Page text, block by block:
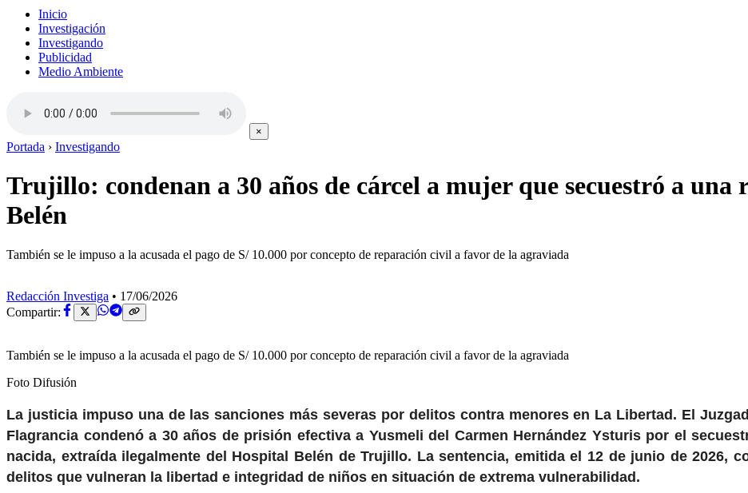
Inicio
Investigación
Investigando
Publicidad
Medio Ambiente
×
Portada › Investigando
Trujillo: condenan a 30 años de cárcel a mujer que secuestró a una
Belén
También se le impuso a la acusada el pago de S/ 10.000 por concepto de reparación civil a favor de la agraviada
Redacción Investiga • 17/06/2026
Compartir:
También se le impuso a la acusada el pago de S/ 10.000 por concepto de reparación civil a favor de la agraviada
Foto Difusión
La justicia impuso una de las sanciones más severas por delitos contra menores en La Libertad. El
Flagrancia condenó a 30 años de prisión efectiva a Yusmeli del Carmen Hernández Ysturis por el
nacida, extraída ilegalmente del Hospital Belén de Trujillo. La sentencia, emitida el 12 de junio de 2026,
delitos que vulneran la libertad e integridad de niños en situación de extrema vulnerabilidad.